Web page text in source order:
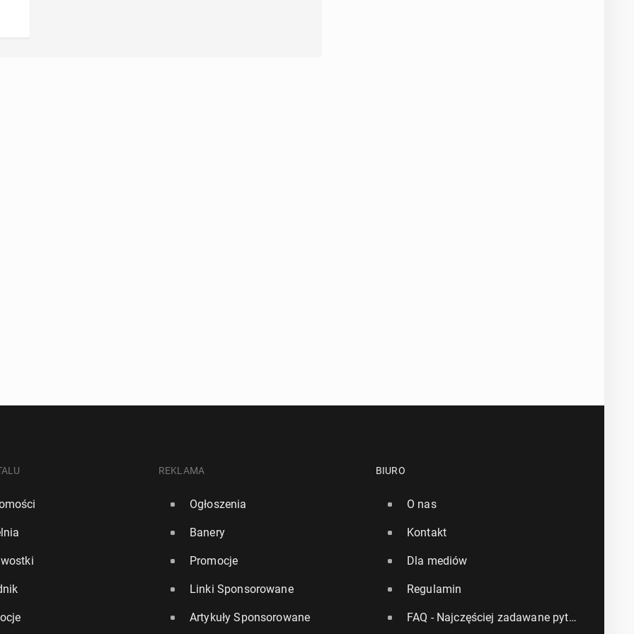
REKLAMA
Ogłoszenia
Banery
Promocje
Linki Sponsorowane
Artykuły Sponsorowane
BIURO
O nas
Kontakt
Dla mediów
Regulamin
FAQ - Najczęściej zadawane pytania